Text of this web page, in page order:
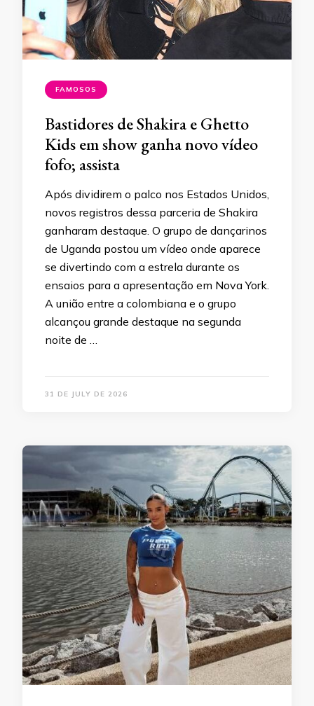
FAMOSOS
Bastidores de Shakira e Ghetto
Kids em show ganha novo vídeo
fofo; assista
Após dividirem o palco nos Estados Unidos,
novos registros dessa parceria de Shakira
ganharam destaque. O grupo de dançarinos
de Uganda postou um vídeo onde aparece
se divertindo com a estrela durante os
ensaios para a apresentação em Nova York.
A união entre a colombiana e o grupo
alcançou grande destaque na segunda
noite de …
31 DE JULY DE 2026